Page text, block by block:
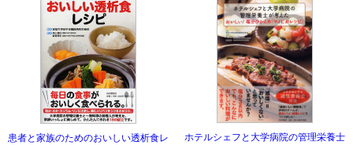
患者と家族のためのおいしい透析食レ
ホテルシェフと大学病院の管理栄養士